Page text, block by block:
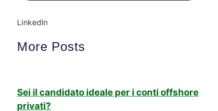
LinkedIn
More Posts
Sei il candidato ideale per i conti offshore
privati?